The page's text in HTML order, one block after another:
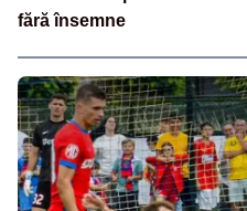
fără însemne